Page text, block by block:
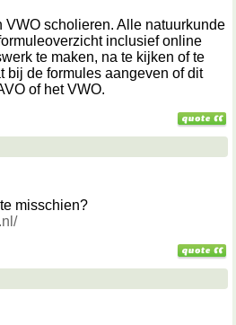
VWO scholieren. Alle natuurkunde
inclusief online
te maken, na te kijken of te
bij de formules aangeven of dit
of het VWO.
misschien?